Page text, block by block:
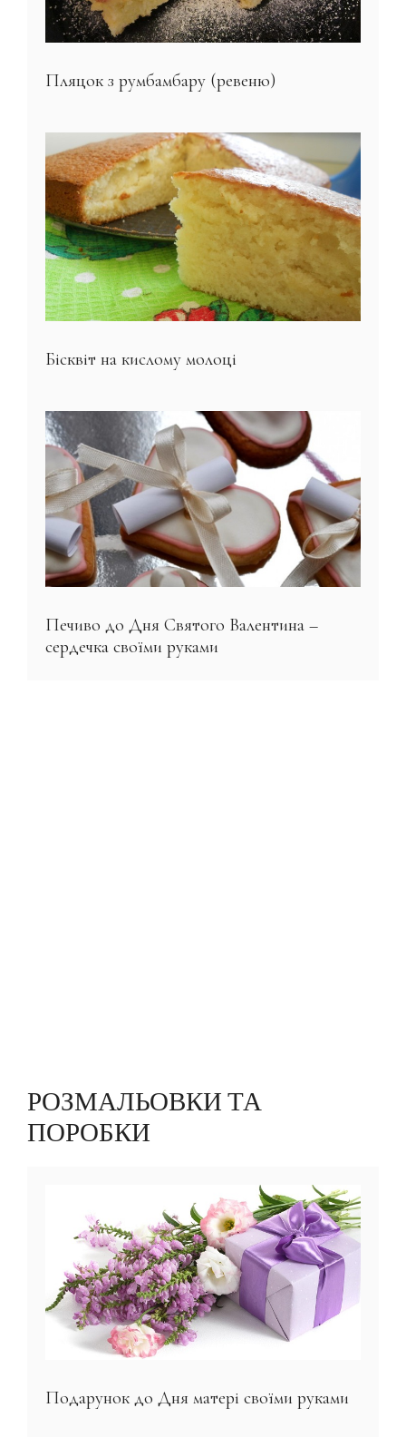
Пляцок з румбамбару (ревеню)
Бісквіт на кислому молоці
Печиво до Дня Святого Валентина –
сердечка своїми руками
РОЗМАЛЬОВКИ ТА
ПОРОБКИ
Подарунок до Дня матері своїми руками